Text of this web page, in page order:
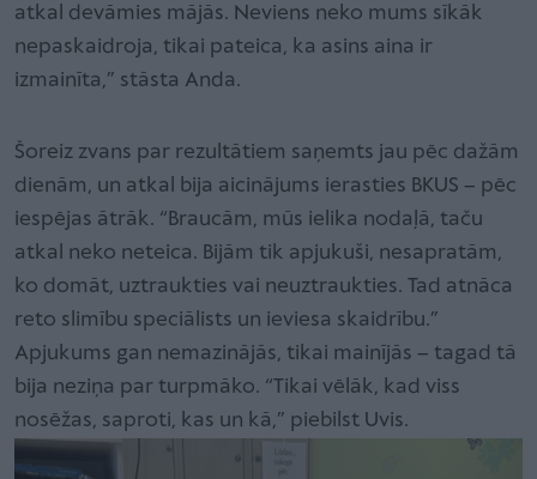
atkal devāmies mājās. Neviens neko mums sīkāk
nepaskaidroja, tikai pateica, ka asins aina ir
izmainīta,” stāsta Anda.
Šoreiz zvans par rezultātiem saņemts jau pēc dažām
dienām, un atkal bija aicinājums ierasties BKUS – pēc
iespējas ātrāk. “Braucām, mūs ielika nodaļā, taču
atkal neko neteica. Bijām tik apjukuši, nesapratām,
ko domāt, uztraukties vai neuztraukties. Tad atnāca
reto slimību speciālists un ieviesa skaidrību.”
Apjukums gan nemazinājās, tikai mainījās – tagad tā
bija neziņa par turpmāko. “Tikai vēlāk, kad viss
nosēžas, saproti, kas un kā,” piebilst Uvis.